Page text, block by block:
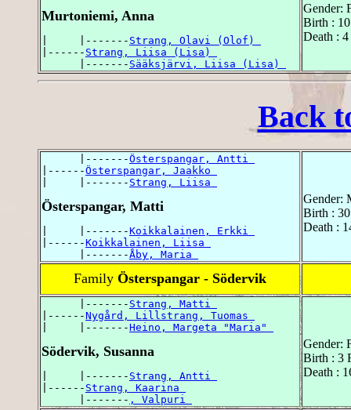
Murtoniemi, Anna
|     |------- Strang, Olavi (Olof)
|------ Strang, Liisa (Lisa)
      |-------
Sääksjärvi, Liisa (Lisa)
Gender:
Birth :
Death :
Back
      |-------
Österspangar, Antti
|------Österspangar, Jaakko
|     |------- Strang, Liisa
Österspangar, Matti
|     |-------Koikkalainen, Erkki
|------Koikkalainen, Liisa
      |-------
Åby, Maria
Gender:
Birth :
Death :
Family Österspangar - Södervik
      |-------
Strang, Matti
|------Nygård, Lillstrang, Tuomas
|     |-------Heino, Margeta "Maria"
Södervik, Susanna
|     |------- Strang, Antti
|------ Strang, Kaarina
      |-------
, Valpuri
Gender:
Birth : 3
Death :